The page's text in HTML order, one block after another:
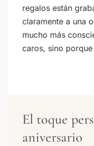
regalos están
claramente a una
mucho más
caros, sino
El toque
aniversario